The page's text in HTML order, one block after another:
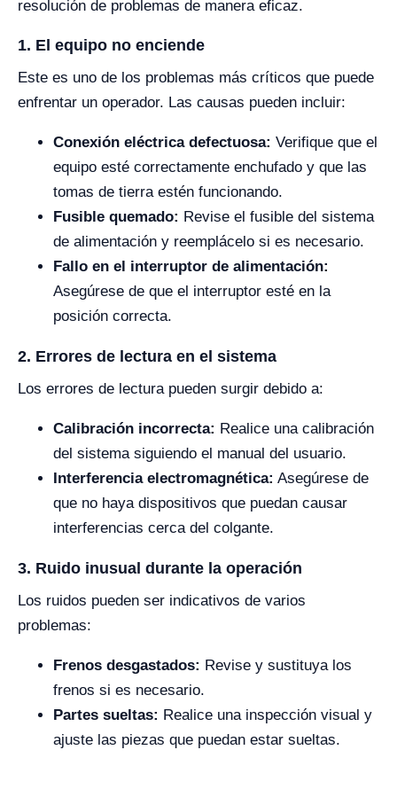
resolución de problemas de manera eficaz.
1. El equipo no enciende
Este es uno de los problemas más críticos que puede
enfrentar un operador. Las causas pueden incluir:
Conexión eléctrica defectuosa: Verifique que el
equipo esté correctamente enchufado y que las
tomas de tierra estén funcionando.
Fusible quemado: Revise el fusible del sistema
de alimentación y reemplácelo si es necesario.
Fallo en el interruptor de alimentación:
Asegúrese de que el interruptor esté en la
posición correcta.
2. Errores de lectura en el sistema
Los errores de lectura pueden surgir debido a:
Calibración incorrecta: Realice una calibración
del sistema siguiendo el manual del usuario.
Interferencia electromagnética: Asegúrese de
que no haya dispositivos que puedan causar
interferencias cerca del colgante.
3. Ruido inusual durante la operación
Los ruidos pueden ser indicativos de varios
problemas:
Frenos desgastados: Revise y sustituya los
frenos si es necesario.
Partes sueltas: Realice una inspección visual y
ajuste las piezas que puedan estar sueltas.